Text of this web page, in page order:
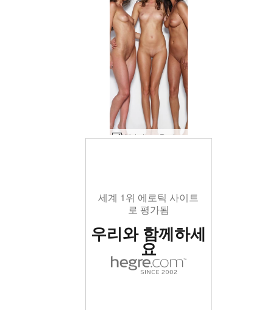
Krista Lysa Ruslana 트리오 #69
세계 1위 에로틱 사이트
로 평가됨
우리와 함께하세
요